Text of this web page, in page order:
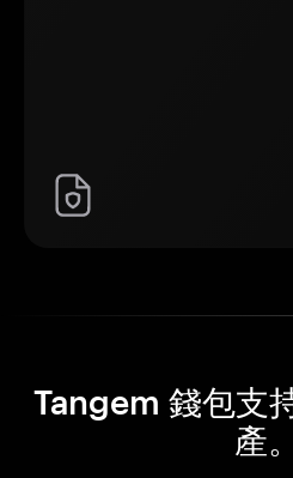
Tangem 錢包支
產。